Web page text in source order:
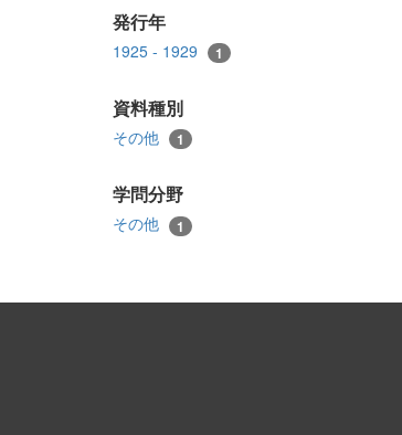
発行年
1925 - 1929 1
資料種別
その他 1
学問分野
その他 1